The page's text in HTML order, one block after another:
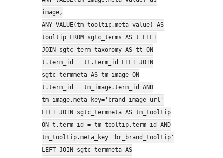
image,
ANY_VALUE(tm_tooltip.meta_value) AS
tooltip FROM sgtc_terms AS t LEFT
JOIN sgtc_term_taxonomy AS tt ON
t.term_id = tt.term_id LEFT JOIN
sgtc_termmeta AS tm_image ON
t.term_id = tm_image.term_id AND
tm_image.meta_key='brand_image_url'
LEFT JOIN sgtc_termmeta AS tm_tooltip
ON t.term_id = tm_tooltip.term_id AND
tm_tooltip.meta_key='br_brand_tooltip'
LEFT JOIN sgtc_termmeta AS